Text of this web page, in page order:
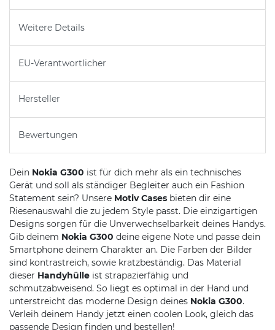
Weitere Details
EU-Verantwortlicher
Hersteller
Bewertungen
Dein Nokia G300 ist für dich mehr als ein technisches
Gerät und soll als ständiger Begleiter auch ein Fashion
Statement sein? Unsere Motiv Cases bieten dir eine
Riesenauswahl die zu jedem Style passt. Die einzigartigen
Designs sorgen für die Unverwechselbarkeit deines Handys.
Gib deinem Nokia G300 deine eigene Note und passe dein
Smartphone deinem Charakter an. Die Farben der Bilder
sind kontrastreich, sowie kratzbeständig. Das Material
dieser Handyhülle ist strapazierfähig und
schmutzabweisend. So liegt es optimal in der Hand und
unterstreicht das moderne Design deines Nokia G300.
Verleih deinem Handy jetzt einen coolen Look, gleich das
passende Design finden und bestellen!